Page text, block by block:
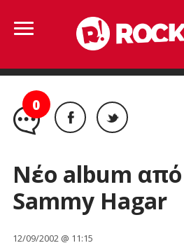
0
Νέο album από
Sammy Hagar
12/09/2002 @ 11:15